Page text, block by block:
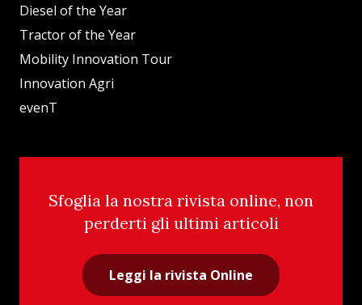
Diesel of the Year
Tractor of the Year
Mobility Innovation Tour
Innovation Agri
evenT
Sfoglia la nostra rivista online, non
perderti gli ultimi articoli
Leggi la rivista Online